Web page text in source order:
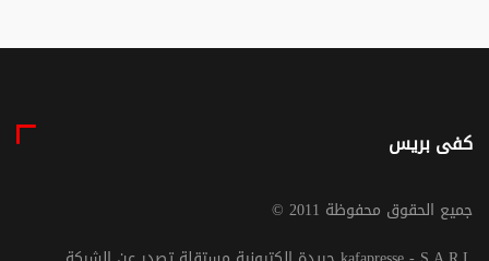
كفى بريس
© جميع الحقوق محفوظة 2011